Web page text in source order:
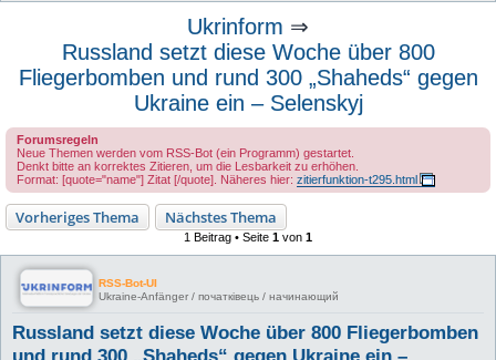
Ukrinform ⇒
Russland setzt diese Woche über 800
Fliegerbomben und rund 300 „Shaheds“ gegen
Ukraine ein – Selenskyj
Forumsregeln
Neue Themen werden vom RSS-Bot (ein Programm) gestartet.
Denkt bitte an korrektes Zitieren, um die Lesbarkeit zu erhöhen.
Format: [quote="name"] Zitat [/quote]. Näheres hier: zitierfunktion-t295.html
Vorheriges Thema Nächstes Thema
1 Beitrag • Seite 1 von 1
RSS-Bot-UI
Ukraine-Anfänger / початківець / начинающий
Russland setzt diese Woche über 800 Fliegerbomben